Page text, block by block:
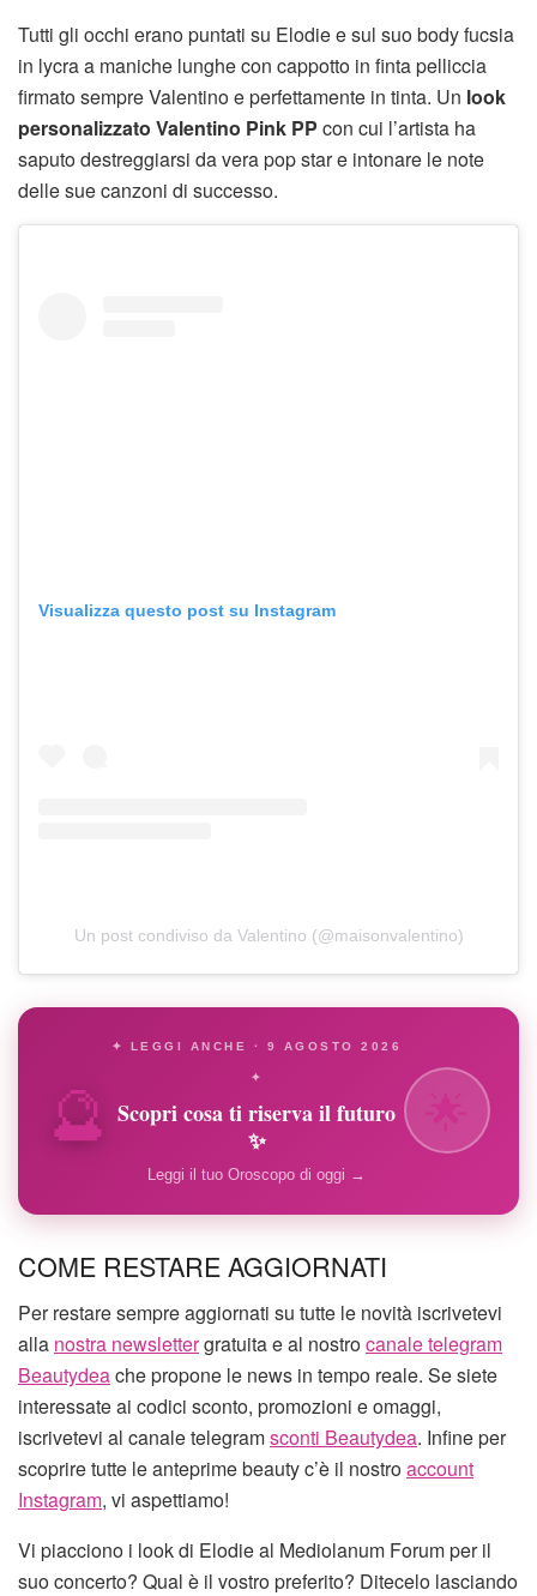
Tutti gli occhi erano puntati su Elodie e sul suo body fucsia
in lycra a maniche lunghe con cappotto in finta pelliccia
firmato sempre Valentino e perfettamente in tinta. Un look
personalizzato Valentino Pink PP con cui l’artista ha
saputo destreggiarsi da vera pop star e intonare le note
delle sue canzoni di successo.
Visualizza questo post su Instagram
Un post condiviso da Valentino (@maisonvalentino)
🔮
✦ LEGGI ANCHE · 9 AGOSTO 2026
✦
Scopri cosa ti riserva il futuro
✨
Leggi il tuo Oroscopo di oggi →
COME RESTARE AGGIORNATI
Per restare sempre aggiornati su tutte le novità iscrivetevi
alla nostra newslettergratuita e al nostrocanale telegram
Beautydeache propone le news in tempo reale. Se siete
interessate ai codici sconto, promozioni e omaggi,
iscrivetevi al canale telegramsconti Beautydea. Infine per
scoprire tutte le anteprime beauty c’è il nostroaccount
Instagram, vi aspettiamo!
Vi piacciono i look di Elodie al Mediolanum Forum per il
suo concerto? Qual è il vostro preferito? Ditecelo lasciando